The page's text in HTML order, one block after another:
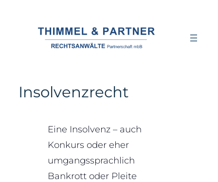
Insolvenzrecht
Eine Insolvenz – auch
Konkurs oder eher
umgangssprachlich
Bankrott oder Pleite